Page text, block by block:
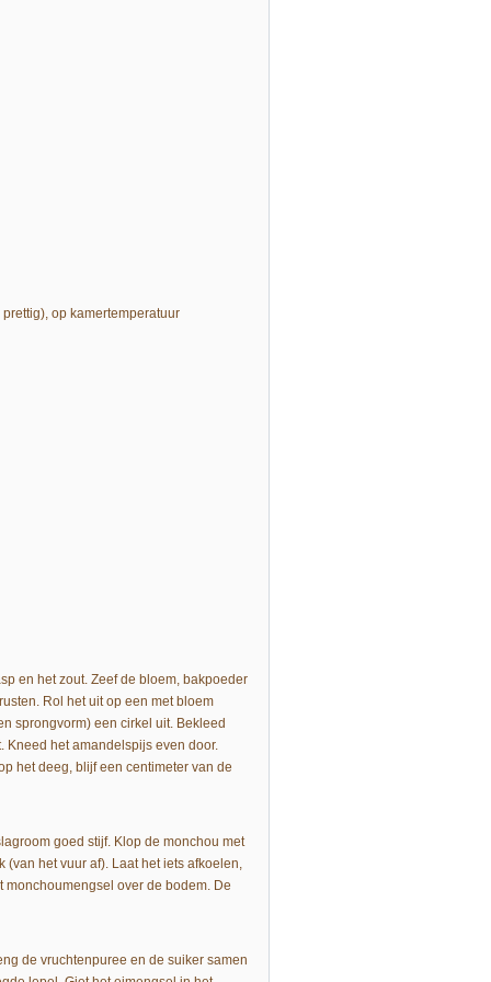
op kamertemperatuur
en het zout. Zeef de bloem, bakpoeder
Rol het uit op een met bloem
sprongvorm) een cirkel uit. Bekleed
het amandelspijs even door.
het deeg, blijf een centimeter van de
goed stijf. Klop de monchou met
het vuur af). Laat het iets afkoelen,
monchoumengsel over de bodem. De
de vruchtenpuree en de suiker samen